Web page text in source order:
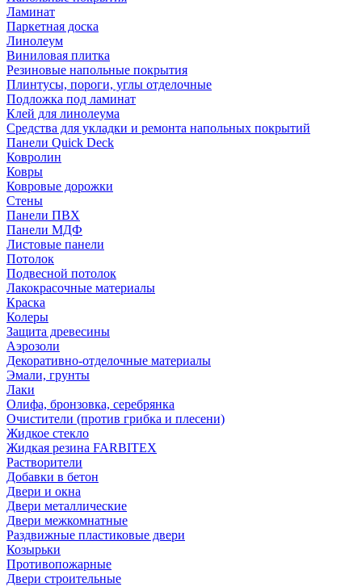
Ламинат
Паркетная доска
Линолеум
Виниловая плитка
Резиновые напольные покрытия
Плинтусы, пороги, углы отделочные
Подложка под ламинат
Клей для линолеума
Средства для укладки и ремонта напольных покрытий
Панели Quick Deck
Ковролин
Ковры
Ковровые дорожки
Стены
Панели ПВХ
Панели МДФ
Листовые панели
Потолок
Подвесной потолок
Лакокрасочные материалы
Краска
Колеры
Защита древесины
Аэрозоли
Декоративно-отделочные материалы
Эмали, грунты
Лаки
Олифа, бронзовка, серебрянка
Очистители (против грибка и плесени)
Жидкое стекло
Жидкая резина FARBITEX
Растворители
Добавки в бетон
Двери и окна
Двери металлические
Двери межкомнатные
Раздвижные пластиковые двери
Козырьки
Противопожарные
Двери строительные